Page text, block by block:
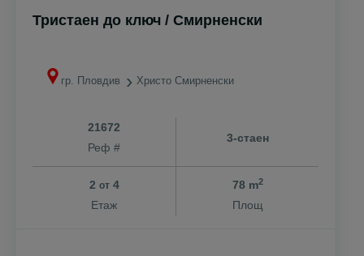
Тристаен до ключ / Смирненски
гр. Пловдив Христо Смирненски
21672
Реф #
3-стаен
2 от4
Етаж
78 m2
Площ